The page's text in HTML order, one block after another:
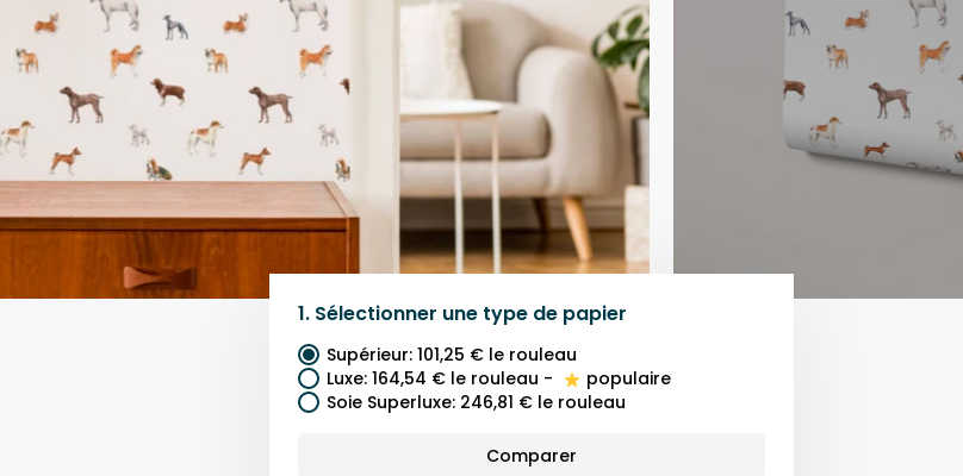
1. Sélectionner une type de papier
Supérieur: 101,25 € le rouleau
Luxe: 164,54 € le rouleau -
populaire
Soie Superluxe: 246,81 € le rouleau
Comparer